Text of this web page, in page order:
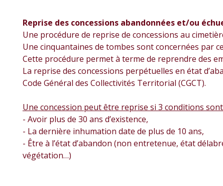
Reprise des concessions abandonnées et/ou
Une procédure de reprise de concessions au
Une cinquantaines de tombes sont concernées par
Cette procédure permet à terme de reprendre des
La reprise des concessions perpétuelles en état
Code Général des Collectivités Territorial (CGCT).
Une concession peut être reprise si 3 conditions
- Avoir plus de 30 ans d’existence,
- La dernière inhumation date de plus de 10 ans,
- Être à l’état d’abandon (non entretenue, état
végétation…)